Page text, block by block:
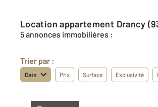
Location appartement Drancy
5 annonces immobilières :
Trier par :
Date Prix Surface Exclusivité